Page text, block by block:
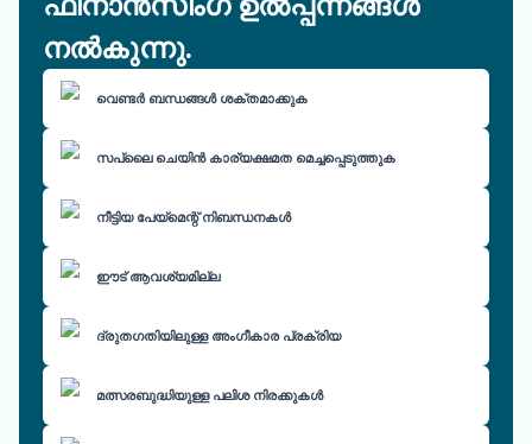
നൽകുന്നു.
വെണ്ടർ ബന്ധങ്ങൾ ശക്തമാക്കുക
സപ്ലൈ ചെയിൻ കാര്യക്ഷമത മെച്ചപ്പെടുത്തുക
നീട്ടിയ പേയ്മെന്റ് നിബന്ധനകൾ
ഈട് ആവശ്യമില്ല
ദ്രുതഗതിയിലുള്ള അംഗീകാര പ്രക്രിയ
മത്സരബുദ്ധിയുള്ള പലിശ നിരക്കുകൾ